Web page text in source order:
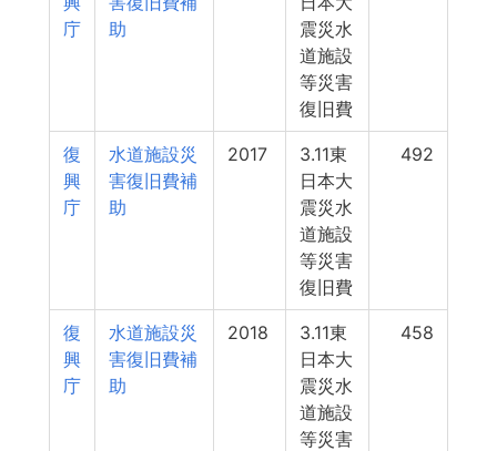
庁
助
震災水
道施設
等災害
復旧費
復
興
庁
水道施設災
害復旧費補
助
2017
3.11東
日本大
震災水
道施設
等災害
復旧費
492
復
興
庁
水道施設災
害復旧費補
助
2018
3.11東
日本大
震災水
道施設
等災害
458